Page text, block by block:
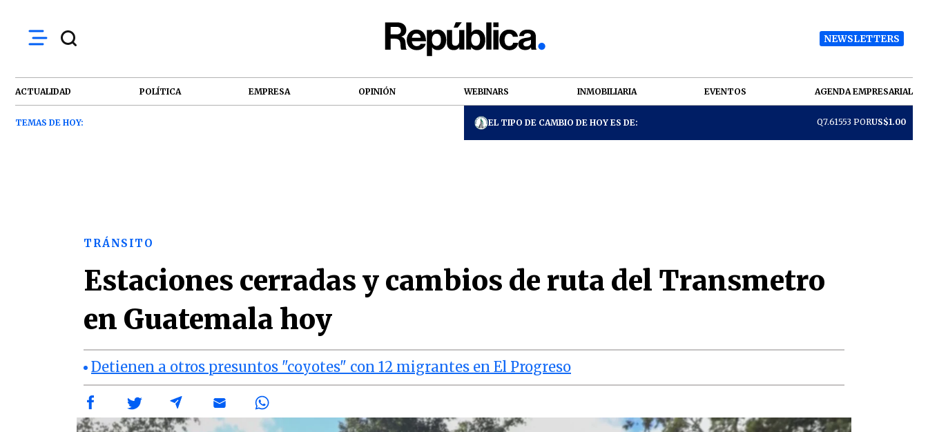
NEWSLETTERS
ACTUALIDAD POLÍTICA EMPRESA OPINIÓN WEBINARS INMOBILIARIA EVENTOS AGENDA EMPRESARIAL
TEMAS DE HOY: EL TIPO DE CAMBIO DE HOY ES DE: Q7.61553 PORUS$1.00
TRÁNSITO
Estaciones cerradas y cambios de ruta del Transmetro
en Guatemala hoy
Detienen a otros presuntos "coyotes" con 12 migrantes en El Progreso